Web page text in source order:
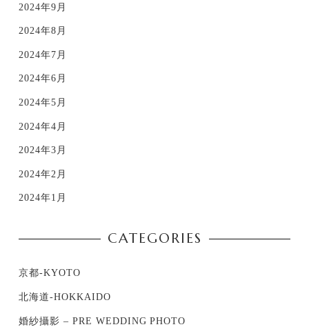
2024年9月
2024年8月
2024年7月
2024年6月
2024年5月
2024年4月
2024年3月
2024年2月
2024年1月
CATEGORIES
京都-KYOTO
北海道-HOKKAIDO
婚紗攝影 – PRE WEDDING PHOTO